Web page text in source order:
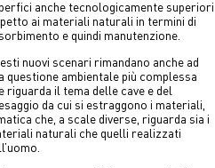
anche tecnologicamente superiori
ai materiali naturali in termini di
e quindi manutenzione.
nuovi scenari rimandano anche ad
questione ambientale più complessa
riguarda il tema delle cave e del
da cui si estraggono i materiali,
che, a scale diverse, riguarda sia i
naturali che quelli realizzati